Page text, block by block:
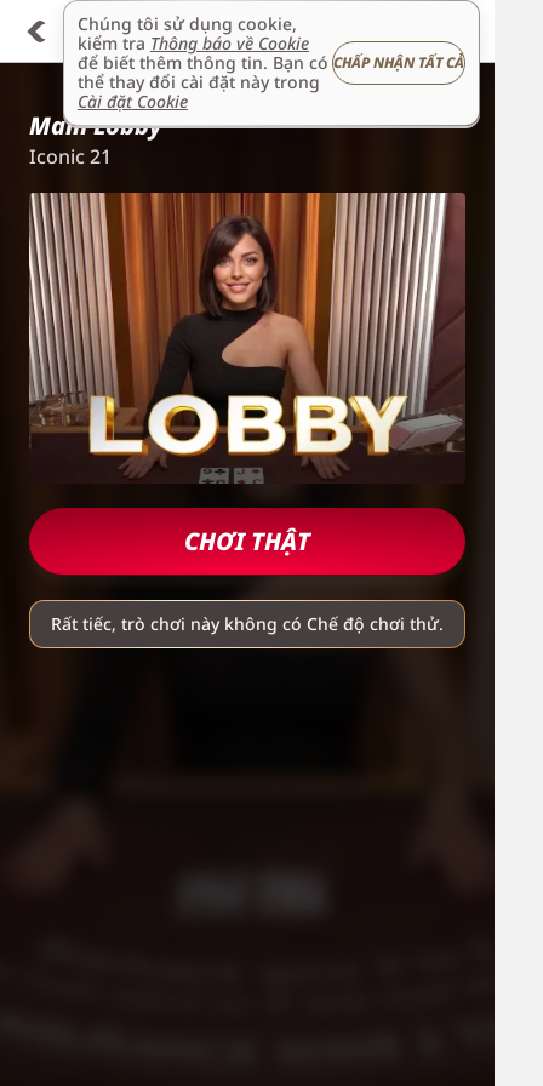
Main Lobby
Iconic 21
CHƠI THẬT
Rất tiếc, trò chơi này không có Chế độ chơi thử.
Chúng tôi sử dụng cookie,
kiểm tra Thông báo về Cookie
để biết thêm thông tin. Bạn có
thể thay đổi cài đặt này trong
Cài đặt Cookie
CHẤP NHẬN TẤT CẢ